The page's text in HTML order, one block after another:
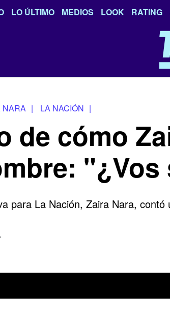
LO ÚLTIMO MEDIOS LOOK RATING
NARA | LA NACIÓN |
de cómo
"¿Vos
para La Nación, Zaira Nara,